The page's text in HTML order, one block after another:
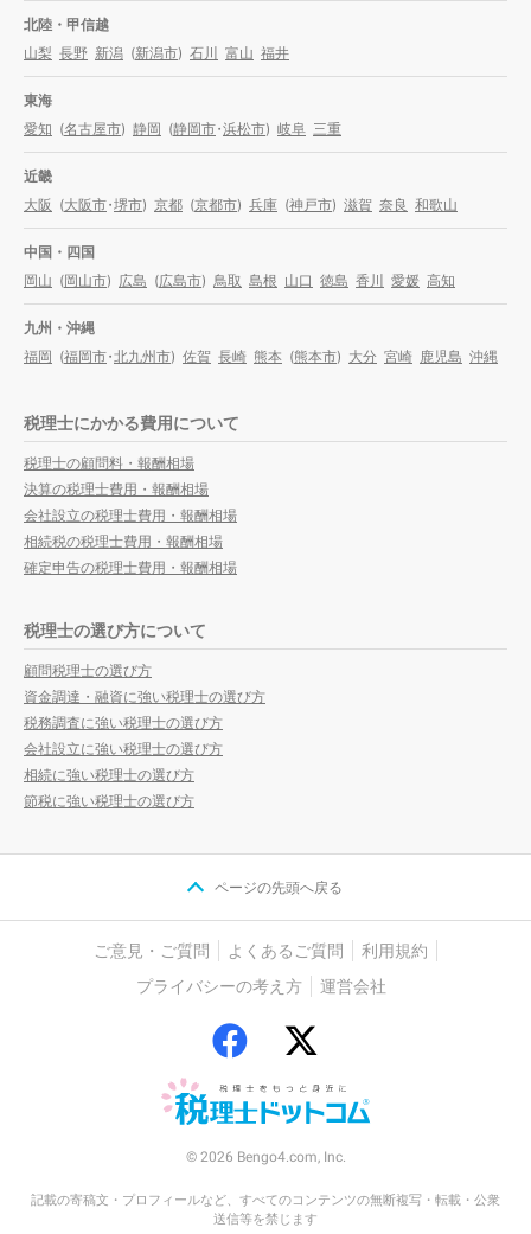
北陸・甲信越
山梨 長野 新潟 (新潟市) 石川 富山 福井
東海
愛知 (名古屋市) 静岡 (静岡市・浜松市) 岐阜 三重
近畿
大阪 (大阪市・堺市) 京都 (京都市) 兵庫 (神戸市) 滋賀 奈良 和歌山
中国・四国
岡山 (岡山市) 広島 (広島市) 鳥取 島根 山口 徳島 香川 愛媛 高知
九州・沖縄
福岡 (福岡市・北九州市) 佐賀 長崎 熊本 (熊本市) 大分 宮崎 鹿児島 沖縄
税理士にかかる費用について
税理士の顧問料・報酬相場
決算の税理士費用・報酬相場
会社設立の税理士費用・報酬相場
相続税の税理士費用・報酬相場
確定申告の税理士費用・報酬相場
税理士の選び方について
顧問税理士の選び方
資金調達・融資に強い税理士の選び方
税務調査に強い税理士の選び方
会社設立に強い税理士の選び方
相続に強い税理士の選び方
節税に強い税理士の選び方
ページの先頭へ戻る
ご意見・ご質問 よくあるご質問
利用規約
プライバシーの考え方
運営会社
© 2026 Bengo4.com, Inc.
記載の寄稿文・プロフィールなど、すべてのコンテンツの無断複写・転載・公衆
送信等を禁じます